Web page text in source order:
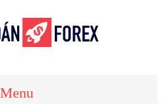
Menu